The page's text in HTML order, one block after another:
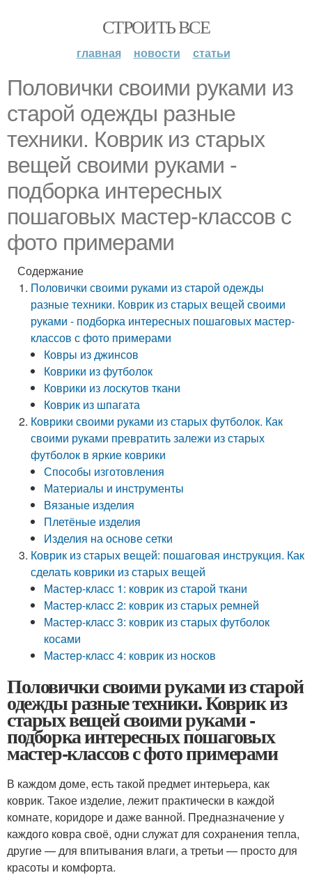
СТРОИТЬ ВСЕ
главная новости статьи
Половички своими руками из
старой одежды разные
техники. Коврик из старых
вещей своими руками -
подборка интересных
пошаговых мастер-классов с
фото примерами
Содержание
Половички своими руками из старой одежды
разные техники. Коврик из старых вещей своими
руками - подборка интересных пошаговых мастер-
классов с фото примерами
Ковры из джинсов
Коврики из футболок
Коврики из лоскутов ткани
Коврик из шпагата
Коврики своими руками из старых футболок. Как
своими руками превратить залежи из старых
футболок в яркие коврики
Способы изготовления
Материалы и инструменты
Вязаные изделия
Плетёные изделия
Изделия на основе сетки
Коврик из старых вещей: пошаговая инструкция. Как
сделать коврики из старых вещей
Мастер-класс 1: коврик из старой ткани
Мастер-класс 2: коврик из старых ремней
Мастер-класс 3: коврик из старых футболок
косами
Мастер-класс 4: коврик из носков
Половички своими руками из старой
одежды разные техники. Коврик из
старых вещей своими руками -
подборка интересных пошаговых
мастер-классов с фото примерами
В каждом доме, есть такой предмет интерьера, как
коврик. Такое изделие, лежит практически в каждой
комнате, коридоре и даже ванной. Предназначение у
каждого ковра своё, одни служат для сохранения тепла,
другие — для впитывания влаги, а третьи — просто для
красоты и комфорта.